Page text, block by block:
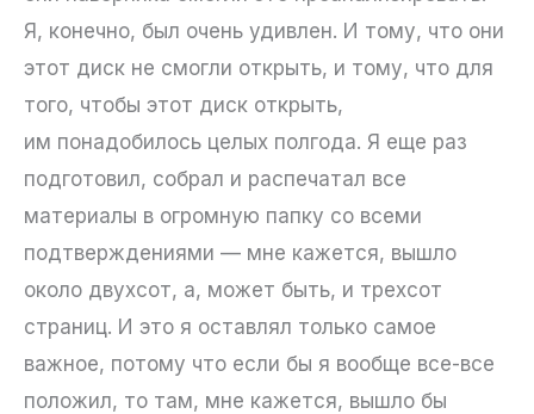
Я, конечно, был очень удивлен. И тому, что они
этот диск не смогли открыть, и тому, что для
того, чтобы этот диск открыть,
им понадобилось целых полгода. Я еще раз
подготовил, собрал и распечатал все
материалы в огромную папку со всеми
подтверждениями — мне кажется, вышло
около двухсот, а, может быть, и трехсот
страниц. И это я оставлял только самое
важное, потому что если бы я вообще все-все
положил, то там, мне кажется, вышло бы